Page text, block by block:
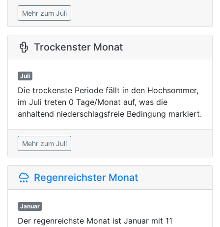
Mehr zum Juli
Trockenster Monat
Juli
Die trockenste Periode fällt in den Hochsommer,
im Juli treten 0 Tage/Monat auf, was die
anhaltend niederschlagsfreie Bedingung markiert.
Mehr zum Juli
Regenreichster Monat
Januar
Der regenreichste Monat ist Januar mit 11